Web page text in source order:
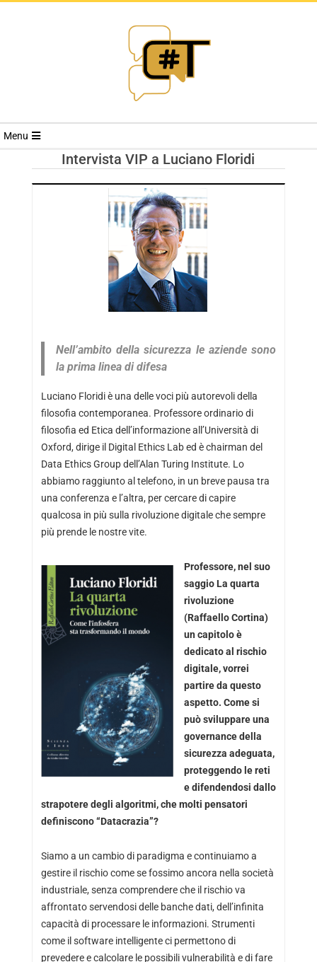
RIVISTA
TRENDS
Menu
Intervista VIP a Luciano Floridi
Nell’ambito della sicurezza le aziende sono
la prima linea di difesa
Luciano Floridi è una delle voci più autorevoli della
filosofia contemporanea. Professore ordinario di
filosofia ed Etica dell’informazione all’Università di
Oxford, dirige il Digital Ethics Lab ed è chairman del
Data Ethics Group dell’Alan Turing Institute. Lo
abbiamo raggiunto al telefono, in un breve pausa tra
una conferenza e l’altra, per cercare di capire
qualcosa in più sulla rivoluzione digitale che sempre
più prende le nostre vite.
Professore, nel suo
saggio La quarta
rivoluzione
(Raffaello Cortina)
un capitolo è
dedicato al rischio
digitale, vorrei
partire da questo
aspetto. Come si
può sviluppare una
governance della
sicurezza adeguata,
proteggendo le reti
e difendendosi dallo
strapotere degli algoritmi, che molti pensatori
definiscono “Datacrazia”?
Siamo a un cambio di paradigma e continuiamo a
gestire il rischio come se fossimo ancora nella società
industriale, senza comprendere che il rischio va
affrontato servendosi delle banche dati, dell’infinita
capacità di processare le informazioni. Strumenti
come il software intelligente ci permettono di
prevedere e calcolare le possibili vulnerabilità e di fare